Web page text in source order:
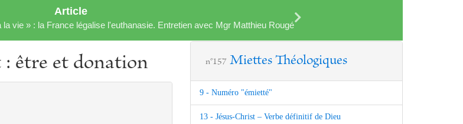
Article
vie » : la France légalise l'euthanasie. Entretien avec Mgr Matthieu Rougé
être et donation n°157 Miettes Théologiques
9 - Numéro "émietté"
13 - Jésus-Christ – Verbe définitif de Dieu